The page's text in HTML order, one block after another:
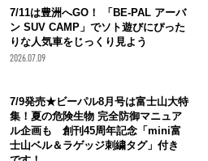
7/11は豊洲へGO！ 「BE-PAL アーバ
ン SUV CAMP」でソト遊びにぴった
りな人気車をじっくり見よう
2026.07.09
7/9発売★ビーパル8月号は富士山大特
集！夏の危険生物 完全防御マニュア
ル企画も 創刊45周年記念「mini富
士山ベル＆ラゲッジ刺繍タグ」付き